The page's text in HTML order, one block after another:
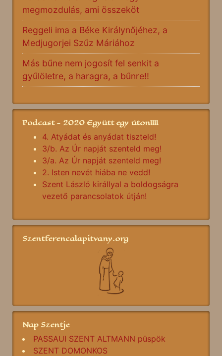
megmozdulás, ami összeköt
Reggeli ima a Béke Királynőjéhez, a
Medjugorjei Szűz Máriához
Más bűne nem jogosít fel senkit a
gyűlöletre, a haragra, a bűnre!!
Podcast - 2020 Együtt egy úton!!!!
4. Atyádat és anyádat tiszteld!
3/b. Az Úr napját szenteld meg!
3/a. Az Úr napját szenteld meg!
2. Isten nevét hiába ne vedd!
Szent László királlyal a boldogságra
vezető parancsolatok útján!
Szentferencalapitvany.org
Nap Szentje
PASSAUI SZENT ALTMANN püspök
SZENT DOMONKOS